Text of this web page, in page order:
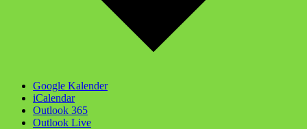
Google Kalender
iCalendar
Outlook 365
Outlook Live